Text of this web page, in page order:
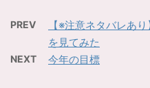
PREV
【※注意ネタバレあ
を見てみた
NEXT 今年の目標